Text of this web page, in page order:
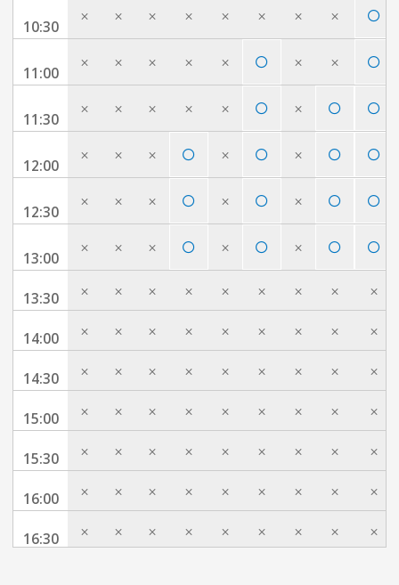
10:30
× × × × × × × ×
11:00
× × × × × × ×
11:30
× × × × × ×
12:00
× × × × ×
12:30
× × × × ×
13:00
× × × × ×
13:30 × × × × × × × × ×
14:00 × × × × × × × × ×
14:30 × × × × × × × × ×
15:00 × × × × × × × × ×
15:30 × × × × × × × × ×
16:00 × × × × × × × × ×
16:30 × × × × × × × × ×